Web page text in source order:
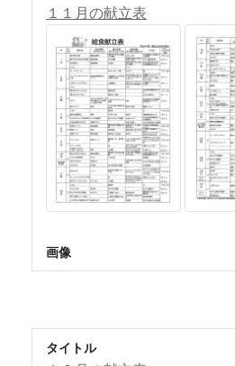
１１月の献立表
画像
タイトル